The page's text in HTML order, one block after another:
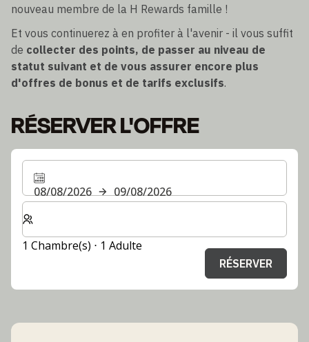
nouveau membre de la H Rewards famille !
Et vous continuerez à en profiter à l'avenir - il vous suffit
de collecter des points, de passer au niveau de
statut suivant et de vous assurer encore plus
d'offres de bonus et de tarifs exclusifs.
RÉSERVER L'OFFRE
08/08/2026
09/08/2026
Sélectionnez le nombre de chambres et d'invités pour
1 Chambre(s) ⋅ 1 Adulte
RÉSERVER